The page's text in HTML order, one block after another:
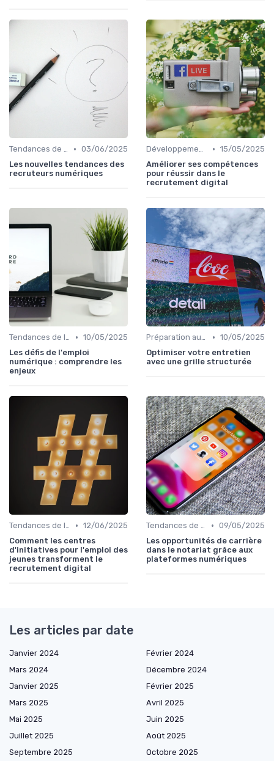
Tendances de l'Emploi dans le Digital • 03/06/2025
Les nouvelles tendances des
recruteurs numériques
Développement des Compétences Digitales • 15/05/2025
Améliorer ses compétences
pour réussir dans le
recrutement digital
Tendances de l'Emploi dans le Digital • 10/05/2025
Les défis de l'emploi
numérique : comprendre les
enjeux
Préparation aux Entretiens • 10/05/2025
Optimiser votre entretien
avec une grille structurée
Tendances de l'Emploi dans le Digital • 12/06/2025
Comment les centres
d'initiatives pour l'emploi des
jeunes transforment le
recrutement digital
Tendances de l'Emploi dans le Digital • 09/05/2025
Les opportunités de carrière
dans le notariat grâce aux
plateformes numériques
Les articles par date
Janvier 2024
Février 2024
Mars 2024
Décembre 2024
Janvier 2025
Février 2025
Mars 2025
Avril 2025
Mai 2025
Juin 2025
Juillet 2025
Août 2025
Septembre 2025
Octobre 2025